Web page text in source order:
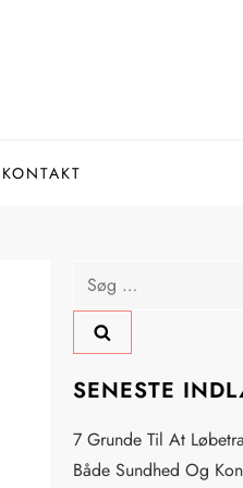
KONTAKT
Søg
efter:
SENESTE
7 Grunde Til At
Både Sundhed Og